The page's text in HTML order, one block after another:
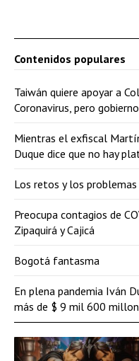
Contenidos populares
Taiwán quiere apoyar a
Coronavirus, pero
Mientras el exfiscal
Duque dice que no hay
Los retos y los
Preocupa contagios de
Zipaquirá y Cajicá
Bogotá fantasma
En plena pandemia Iván
más de $ 9 mil 600